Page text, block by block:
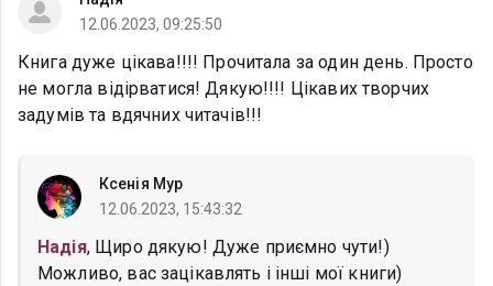
12.06.2023, 09:25:50
Книга дуже цікава!!!! Прочитала за один день. Просто
не могла відірватися! Дякую!!!! Цікавих творчих
задумів та вдячних читачів!!!
Ксенія Мур
12.06.2023, 15:43:32
Надія, Щиро дякую! Дуже приємно чути!)
Можливо, вас зацікавлять і інші мої книги)